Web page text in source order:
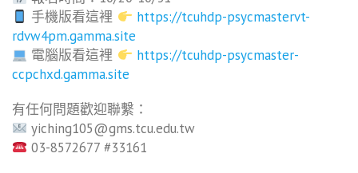
手機版看這裡
https://tcuhdp-psycmastervt-
rdvw4pm.gamma.site
電腦版看這裡
https://tcuhdp-psycmaster-
ccpchxd.gamma.site
有任何問題歡迎聯繫：
yiching105@gms.tcu.edu.tw
03-8572677 #33161